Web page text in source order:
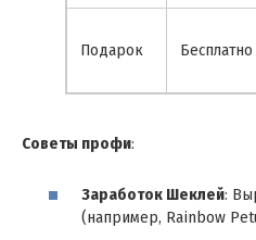
Подарок Бесплатно
Советы профи:
Заработок Шеклей:
(например, Rainbow